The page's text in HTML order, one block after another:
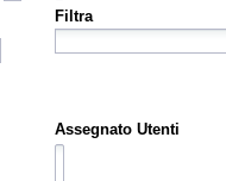
Filtra
Assegnato Utenti